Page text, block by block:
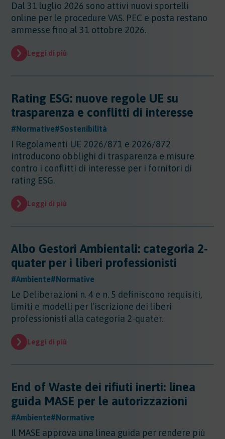
Regioni
Regioni - Abruzzo
Regioni - Basilicata
Regioni - Campania
Regioni - Lazio
Regioni - Liguria
Regioni - Lombardia
Regioni - Marche
Regioni - Molise
Regioni - Piemonte
Regioni - Puglia
Regioni - Sardegna
Regioni - Toscana
Regioni - Veneto
Sentenze
Sicurezza
Sicurezza - Apparecchi Sollevamento
Sicurezza - DPI
Sicurezza - Macchine
Sicurezza - Rischio chimico
Sicurezza - Rischio cancerogeno/mutageno
Sicurezza - Stress Lavoro-Correlato
Sicurezza - Seveso
Sicurezza - Prevenzione incendi
Sicurezza - Rumore
Sicurezza - Radiazioni ottiche
Sicurezza - Covid 19
Sostanze
Sostanze - Pericolose
Sostanze - Trasporto Merci
Sostanze - Schede di Sicurezza
Sostanze - GHS/CLP/REACH
Sostenibilita
Sostenibilità
Trasporti
Trasporti
Dal 31 luglio 2026 sono attivi nuovi sportelli
online per le procedure VAS. PEC e posta restano
ammesse fino al 31 ottobre 2026.
Leggi di più
Rating ESG: nuove regole UE su
trasparenza e conflitti di interesse
#Normative#Sostenibilità
I Regolamenti UE 2026/871 e 2026/872
introducono obblighi di trasparenza e misure
contro i conflitti di interesse per i fornitori di
rating ESG.
Leggi di più
Albo Gestori Ambientali: categoria 2-
quater per i liberi professionisti
#Ambiente#Normative
Le Deliberazioni n. 4 e n. 5 definiscono requisiti,
limiti e modelli per l’iscrizione dei liberi
professionisti alla categoria 2-quater.
Leggi di più
End of Waste dei rifiuti inerti: linea
guida MASE per le autorizzazioni
#Ambiente#Normative
Il MASE approva una linea guida per rendere più